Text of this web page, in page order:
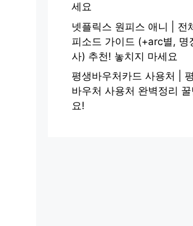
세요
넷플릭스 원피스 애니 | 전
피소드 가이드 (+arc별, 명
사) 추천! 놓치지 마세요
평생바우처카드 사용처 |
바우처 사용처 완벽정리 꿀
요!